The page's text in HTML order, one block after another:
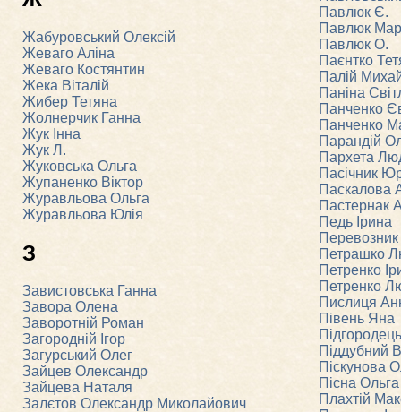
Жабуровський Олексій
Жеваго Аліна
Жеваго Костянтин
Жека Віталій
Жибер Тетяна
Жолнерчик Ганна
Жук Інна
Жук Л.
Жуковська Ольга
Жупаненко Віктор
Журавльова Ольга
Журавльова Юлія
З
Завистовська Ганна
Завора Олена
Заворотній Роман
Загородній Ігор
Загурський Олег
Зайцев Олександр
Зайцева Наталя
Залєтов Олександр Миколайович
Павлюк Є.
Павлюк
Павлюк О.
Паєнтко
Палій
Паніна
Панченко
Панченко
Парандій
Пархета
Пасічник
Паскалова
Пастернак
Педь Ірина
Перевозник
Петрашко
Петренко
Петренко
Пислиця
Півень Яна
Піддубний
Піскунова
Пісна Ольга
Плахтій